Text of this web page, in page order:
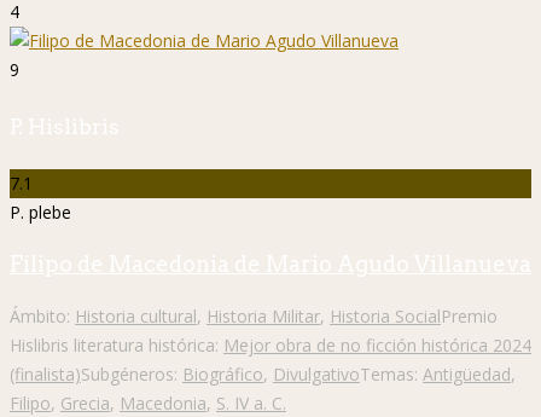
4
9
P. Hislibris
7.1
P. plebe
Filipo de Macedonia de Mario Agudo Villanueva
Ámbito: Historia cultural, Historia Militar, Historia SocialPremio
Hislibris literatura histórica: Mejor obra de no ficción histórica 2024
(finalista)Subgéneros: Biográfico, DivulgativoTemas: Antigüedad,
Filipo, Grecia, Macedonia, S. IV a. C.